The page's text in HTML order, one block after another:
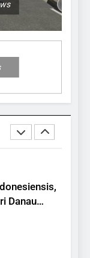
dari
Danau